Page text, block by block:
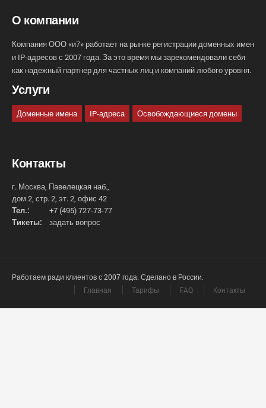
О компании
Компания ООО «и7» работает на рынке регистрации доменных имен
и IP-адресов с 2007 года. За это время мы зарекомендовали себя
как надежный партнер для частных лиц и компаний любого уровня.
Услуги
Доменные имена IP-адреса Освобождающиеся домены
Контакты
г. Москва, Павелецкая наб.,
дом 2, стр. 2, эт. 2, офис 42
Тел.:
+7 (495) 727-73-77
Тикеты:
задать вопрос
Работаем ради клиентов с 2007 года. Сделано в России.
Главная
Тарифы FAQ Контакты